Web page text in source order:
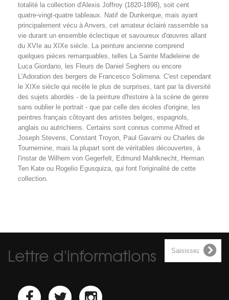
totalité la collection d'Alexis Joffroy (1820-1898), soit cent
quatre-vingt-quatre tableaux. Natif de Dunkerque, mais ayant
principalement vécu à Anvers, cet amateur éclairé rassemble sa
vie durant un ensemble éclectique et savoureux d'œuvres allant
du XVIe au XIXe siècle. La peinture ancienne comprend
quelques pièces remarquables, telles La Sainte Madeleine de
Luca Giordano, les Fleurs de Daniel Seghers ou encore
L'Adoration des bergers de Francesco Solimena. C'est cependant
le XIXe siècle qui recèle le plus de surprises, tant par la diversité
des sujets abordés - de la peinture d'histoire à la scène de genre
sans oublier le portrait - que par celle des écoles d'origine, les
peintres français côtoyant des artistes belges, espagnols,
anglais ou autrichiens. Certains sont connus comme Alfred et
Joseph Stevens, Constant Troyon, Paul Gavarni ou Charles de
Tournemine, mais la plupart sont de véritables découvertes, à
l'instar de Wilhem von Gegerfelt, Edmund Mahlknecht, Herman
Ten Kate ou Rogelio Egusquiza, qui font l'originalité de cette
collection.
Lettre d'informations